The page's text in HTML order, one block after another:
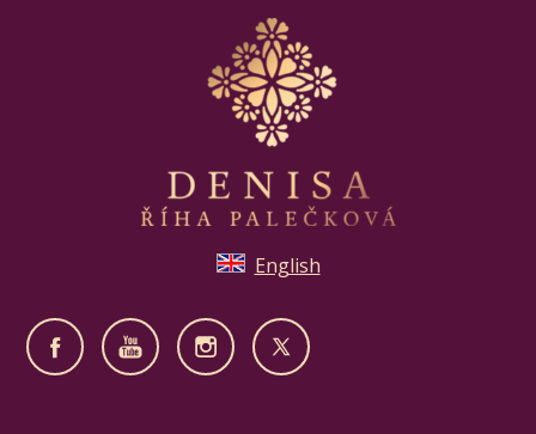
English